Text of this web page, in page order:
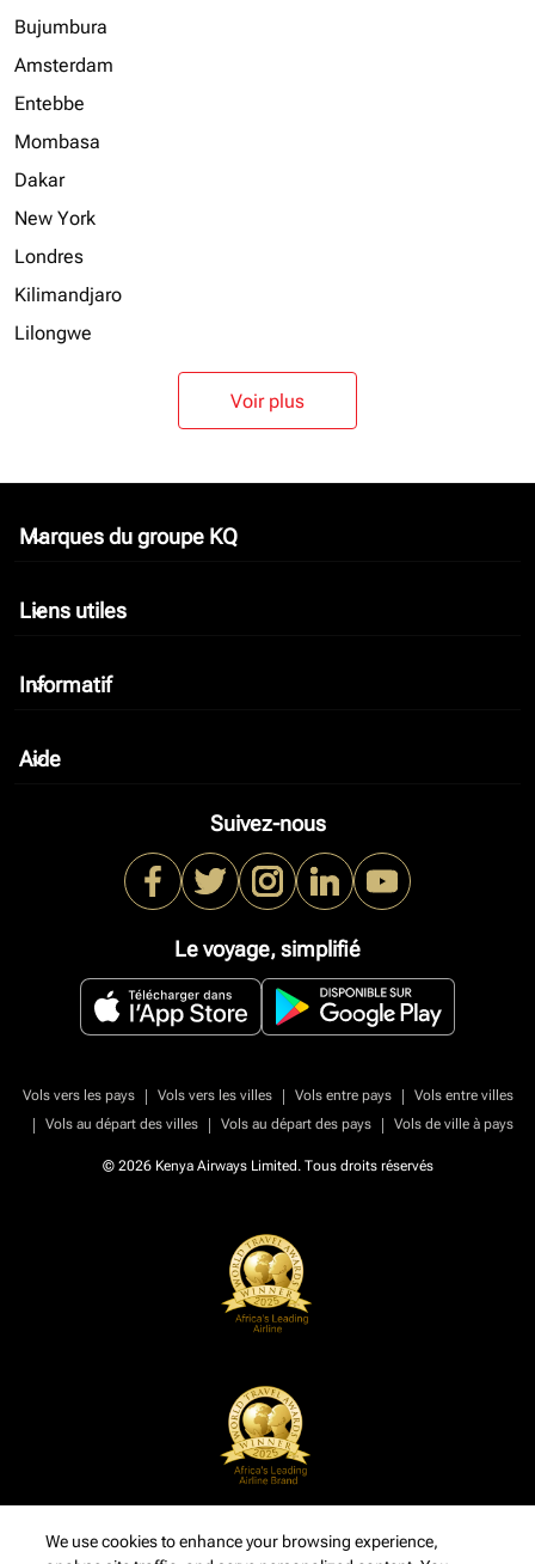
Bujumbura
Amsterdam
Entebbe
Mombasa
Dakar
New York
Londres
Kilimandjaro
Lilongwe
Voir plus
Marques du groupe KQ
keyboard_arrow_down
Liens utiles
keyboard_arrow_down
Informatif
keyboard_arrow_down
Aide
keyboard_arrow_down
Suivez-nous
Le voyage, simplifié
Vols vers les pays | Vols vers les villes | Vols entre pays |
Vols entre villes
|
Vols au départ des villes | Vols au départ des pays | Vols de ville à pays
© 2026 Kenya Airways Limited. Tous droits réservés
We use cookies to enhance your browsing experience,